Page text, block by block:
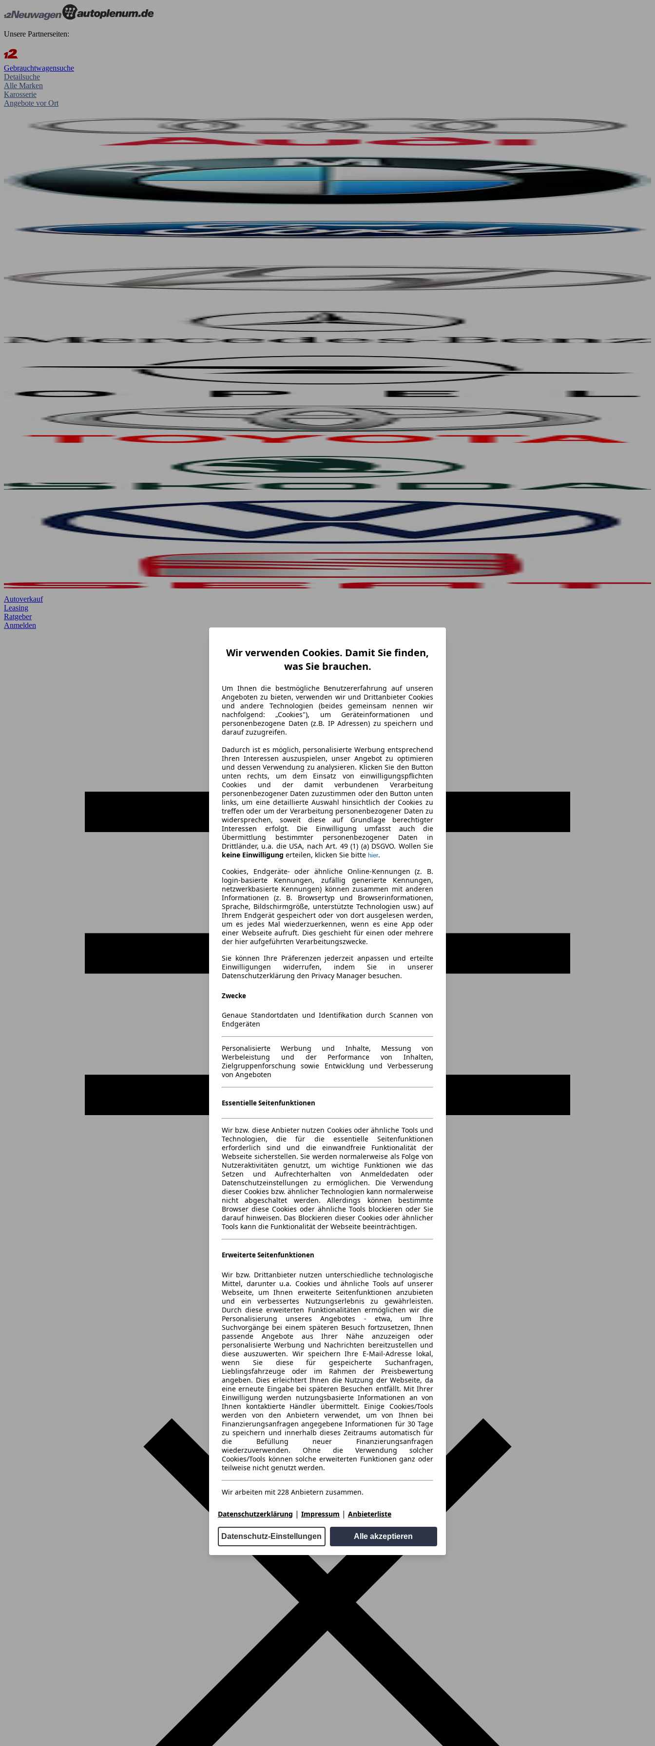
Unsere Partnerseiten:
Gebrauchtwagensuche
Detailsuche
Alle Marken
Karosserie
Angebote vor Ort
Autoverkauf
Leasing
Ratgeber
Anmelden
Wir verwenden Cookies. Damit Sie finden,
was Sie brauchen.
Um Ihnen die bestmögliche Benutzererfahrung auf unseren
Angeboten zu bieten, verwenden wir und Drittanbieter Cookies
und andere Technologien (beides gemeinsam nennen wir
nachfolgend: „Cookies"), um Geräteinformationen und
personenbezogene Daten (z.B. IP Adressen) zu speichern und
darauf zuzugreifen.
Dadurch ist es möglich, personalisierte Werbung entsprechend
Ihren Interessen auszuspielen, unser Angebot zu optimieren
und dessen Verwendung zu analysieren. Klicken Sie den Button
unten rechts, um dem Einsatz von einwilligungspflichten
Cookies und der damit verbundenen Verarbeitung
personenbezogener Daten zuzustimmen oder den Button unten
links, um eine detaillierte Auswahl hinsichtlich der Cookies zu
treffen oder um der Verarbeitung personenbezogener Daten zu
widersprechen, soweit diese auf Grundlage berechtigter
Interessen erfolgt. Die Einwilligung umfasst auch die
Übermittlung bestimmter personenbezogener Daten in
Drittländer, u.a. die USA, nach Art. 49 (1) (a) DSGVO. Wollen Sie
keine Einwilligung erteilen, klicken Sie bitte hier.
Cookies, Endgeräte- oder ähnliche Online-Kennungen (z. B.
login-basierte Kennungen, zufällig generierte Kennungen,
netzwerkbasierte Kennungen) können zusammen mit anderen
Informationen (z. B. Browsertyp und Browserinformationen,
Sprache, Bildschirmgröße, unterstützte Technologien usw.) auf
Ihrem Endgerät gespeichert oder von dort ausgelesen werden,
um es jedes Mal wiederzuerkennen, wenn es eine App oder
einer Webseite aufruft. Dies geschieht für einen oder mehrere
der hier aufgeführten Verarbeitungszwecke.
Sie können Ihre Präferenzen jederzeit anpassen und erteilte
Einwilligungen widerrufen, indem Sie in unserer
Datenschutzerklärung den Privacy Manager besuchen.
Zwecke
Genaue Standortdaten und Identifikation durch Scannen von
Endgeräten
Personalisierte Werbung und Inhalte, Messung von
Werbeleistung und der Performance von Inhalten,
Zielgruppenforschung sowie Entwicklung und Verbesserung
von Angeboten
Essentielle Seitenfunktionen
Wir bzw. diese Anbieter nutzen Cookies oder ähnliche Tools und
Technologien, die für die essentielle Seitenfunktionen
erforderlich sind und die einwandfreie Funktionalität der
Webseite sicherstellen. Sie werden normalerweise als Folge von
Nutzeraktivitäten genutzt, um wichtige Funktionen wie das
Setzen und Aufrechterhalten von Anmeldedaten oder
Datenschutzeinstellungen zu ermöglichen. Die Verwendung
dieser Cookies bzw. ähnlicher Technologien kann normalerweise
nicht abgeschaltet werden. Allerdings können bestimmte
Browser diese Cookies oder ähnliche Tools blockieren oder Sie
darauf hinweisen. Das Blockieren dieser Cookies oder ähnlicher
Tools kann die Funktionalität der Webseite beeinträchtigen.
Erweiterte Seitenfunktionen
Wir bzw. Drittanbieter nutzen unterschiedliche technologische
Mittel, darunter u.a. Cookies und ähnliche Tools auf unserer
Webseite, um Ihnen erweiterte Seitenfunktionen anzubieten
und ein verbessertes Nutzungserlebnis zu gewährleisten.
Durch diese erweiterten Funktionalitäten ermöglichen wir die
Personalisierung unseres Angebotes - etwa, um Ihre
Suchvorgänge bei einem späteren Besuch fortzusetzen, Ihnen
passende Angebote aus Ihrer Nähe anzuzeigen oder
personalisierte Werbung und Nachrichten bereitzustellen und
diese auszuwerten. Wir speichern Ihre E-Mail-Adresse lokal,
wenn Sie diese für gespeicherte Suchanfragen,
Lieblingsfahrzeuge oder im Rahmen der Preisbewertung
angeben. Dies erleichtert Ihnen die Nutzung der Webseite, da
eine erneute Eingabe bei späteren Besuchen entfällt. Mit Ihrer
Einwilligung werden nutzungsbasierte Informationen an von
Ihnen kontaktierte Händler übermittelt. Einige Cookies/Tools
werden von den Anbietern verwendet, um von Ihnen bei
Finanzierungsanfragen angegebene Informationen für 30 Tage
zu speichern und innerhalb dieses Zeitraums automatisch für
die Befüllung neuer Finanzierungsanfragen
wiederzuverwenden. Ohne die Verwendung solcher
Cookies/Tools können solche erweiterten Funktionen ganz oder
teilweise nicht genutzt werden.
Wir arbeiten mit 228 Anbietern zusammen.
Datenschutzerklärung | Impressum | Anbieterliste
Datenschutz-Einstellungen Alle akzeptieren